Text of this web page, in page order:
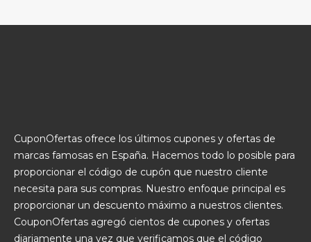
CuponOfertas ofrece los últimos cupones y ofertas de
marcas famosas en España. Hacemos todo lo posible para
proporcionar el código de cupón que nuestro cliente
necesita para sus compras. Nuestro enfoque principal es
proporcionar un descuento máximo a nuestros clientes.
CouponOfertas agregó cientos de cupones y ofertas
diariamente una vez que verificamos que el código